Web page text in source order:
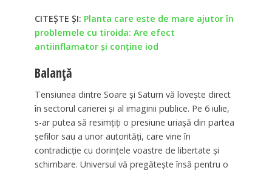
CITEȘTE ȘI: Planta care este de mare ajutor în
problemele cu tiroida: Are efect
antiinflamator și conține iod
Balanță
Tensiunea dintre Soare și Saturn vă lovește direct
în sectorul carierei și al imaginii publice. Pe 6 iulie,
s-ar putea să resimțiți o presiune uriașă din partea
șefilor sau a unor autorități, care vine în
contradicție cu dorințele voastre de libertate și
schimbare. Universul vă pregătește însă pentru o